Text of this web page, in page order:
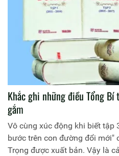
Khắc ghi những điều Tổng
gắm
Vô cùng xúc động khi biết tập
bước trên con đường đổi mới"
Trọng được xuất bản. Vậy là